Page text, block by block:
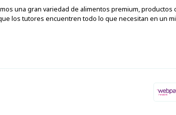
una gran variedad de alimentos premium, productos
los tutores encuentren todo lo que necesitan en un